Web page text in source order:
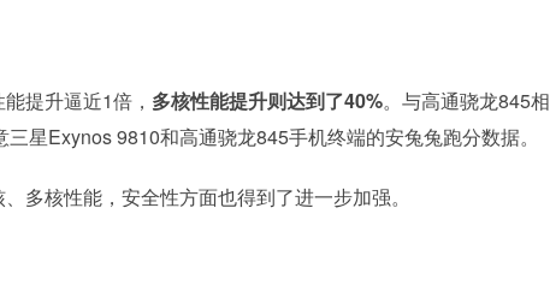
提升逼近1倍， 多核性能提升则达到了40%。与高通骁龙845相
星Exynos 9810和高通骁龙845手机终端的安兔兔跑分数据。
多核性能，安全性方面也得到了进一步加强。